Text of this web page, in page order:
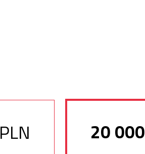
PLN 20000